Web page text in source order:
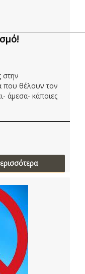
στην
που θέλουν τον
άμεσα- κάποιες